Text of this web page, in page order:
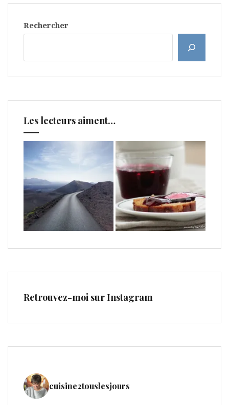
Rechercher
Les lecteurs aiment…
Retrouvez-moi sur Instagram
cuisine2touslesjours